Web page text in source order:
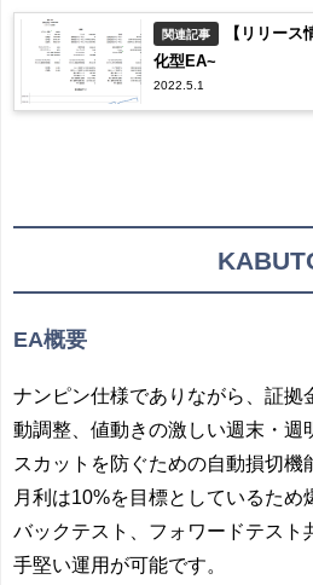
関連記事
【リリー
化型EA~
2022.5.1
EA概要
ナンピン仕様でありながら、証拠
動調整、値動きの激しい週末・週
スカットを防ぐための自動損切機
月利は10%を目標としているため
バックテスト、フォワードテスト
手堅い運用が可能です。